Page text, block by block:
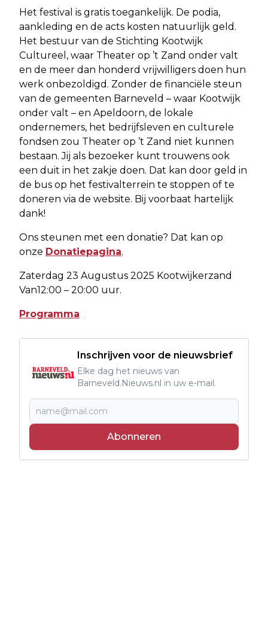
Het festival is gratis toegankelijk. De podia,
aankleding en de acts kosten natuurlijk geld.
Het bestuur van de Stichting Kootwijk
Cultureel, waar Theater op ’t Zand onder valt
en de meer dan honderd vrijwilligers doen hun
werk onbezoldigd. Zonder de financiële steun
van de gemeenten Barneveld – waar Kootwijk
onder valt – en Apeldoorn, de lokale
ondernemers, het bedrijfsleven en culturele
fondsen zou Theater op ’t Zand niet kunnen
bestaan. Jij als bezoeker kunt trouwens ook
een duit in het zakje doen. Dat kan door geld in
de bus op het festivalterrein te stoppen of te
doneren via de website. Bij voorbaat hartelijk
dank!
Ons steunen met een donatie? Dat kan op
onze Donatiepagina.
Zaterdag 23 Augustus 2025 Kootwijkerzand
Van12:00 – 20:00 uur.
Programma
Inschrijven voor de nieuwsbrief
Elke dag het nieuws van
Barneveld.Nieuws.nl in uw e-mail.
Abonneren